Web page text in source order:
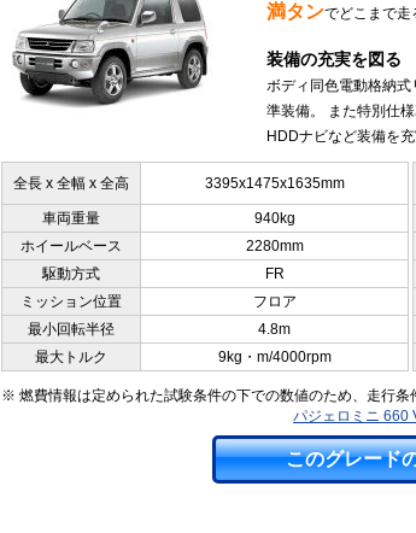
満タンでどこまで走
装備の充実を図る
ボディ同色電動格納
準装備。 また特別仕
HDDナビなど装備を
全長 x 全幅 x 全高 3395x1475x1635mm
車両重量 940kg
ホイールベース
2280mm
駆動方式
FR
ミッション位置
フロア
最小回転半径
4.8m
最大トルク
9kg・m/4000rpm
※ 燃費情報は定められた試験条件の下での数値のため、走行条
パジェロミニ 660
このグレード